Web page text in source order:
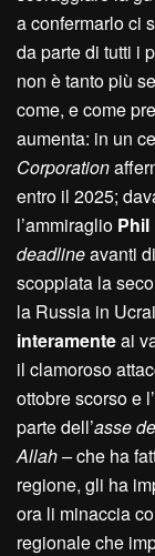
a confermarlo ci
da parte di tutti i
non è tanto più
come, e come
aumenta: in un
Corporation
entro il 2025;
l’ammiraglio Phil
deadlineavanti
scoppiata la
la Russia in
interamenteai
il clamoroso
ottobre scorso e
parte dell’asse
Allah –che ha
regione, gli ha
ora li minaccia
regionale che